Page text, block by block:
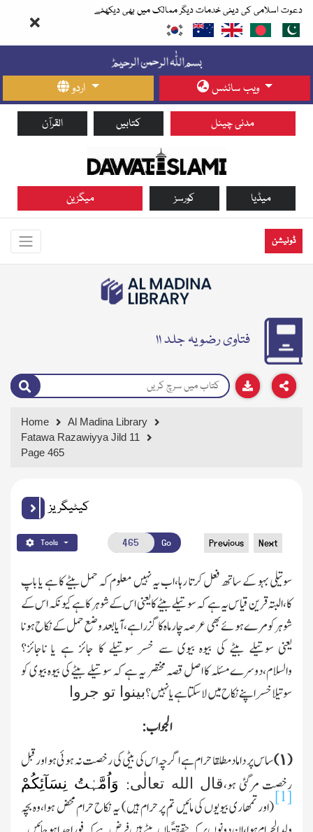
دعوت اسلامی کی دینی خدمات دیگر ممالک میں بھی دیکھئے
اردو ویب سائٹس
القرآن کتابیں مدنی چینل
میگزین کورسز میڈیا
ڈونیشن
فتاوی رضویہ جلد ۱۱
Home
Al Madina Library
Fatawa Razawiyya Jild 11
Page 465
کیٹیگریز
Tools Go Previous Next
سوتیلی بہو کے ساتھ فعل کرتا رہا،اب یہ نہیں معلوم کہ حمل بیٹے کا ہے یا باپ
کا،البتہ قرین قیاس یہ ہے کہ سوتیلے بیٹے کا یعنی اس کے شوہر کا ہے کیونکہ اس کے
شوہر کومرے ہوئے بھی عرصہ چار ماہ کا گزرا ہے،آیا بعد وضع حمل کے نکاح ہونا
یعنی سوتیلے بیٹے کی بیوہ بیوی سے خسر سوتیلے کا جائز ہے یا ناجائز؟
والسلام،دوسرے مسئلہ کا اصل قصہ مختصر یہ ہے کہ سوتیلے بیٹے کی بیوہ بیوی کو
سوتیلا خسر اپنے نکاح میں لاسکتا ہے یا نہیں؟بینوا تو جروا
الجواب:
(١)
ساس پر داماد مطلقا حرام ہے اگرچہ اس کی بیٹی کی رخصت نہ ہوئی ہو اور قبل
رخصت مرگئی ہو،قال الله تعالٰی: وَاُمَّہٰتُ نِسَآئِکُمْ
[1](اور تمھاری بیویوں کی مائیں تم پر حرام ہیں) یہ نکاح حرام محض ہوا،وہ بچہ